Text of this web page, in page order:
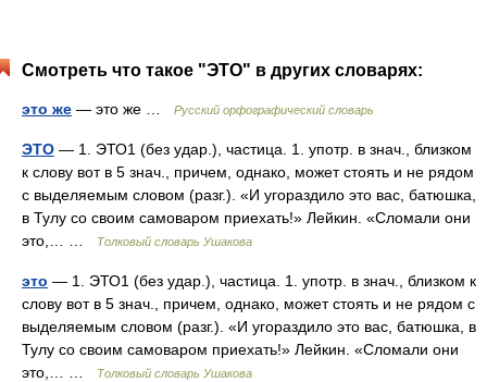
Смотреть что такое "ЭТО" в других словарях:
это же — это же … Русский орфографический словарь
ЭТО — 1. ЭТО1 (без удар.), частица. 1. употр. в знач., близком
к слову вот в 5 знач., причем, однако, может стоять и не рядом
с выделяемым словом (разг.). «И угораздило это вас, батюшка,
в Тулу со своим самоваром приехать!» Лейкин. «Сломали они
это,… …
Толковый словарь Ушакова
это — 1. ЭТО1 (без удар.), частица. 1. употр. в знач., близком к
слову вот в 5 знач., причем, однако, может стоять и не рядом с
выделяемым словом (разг.). «И угораздило это вас, батюшка, в
Тулу со своим самоваром приехать!» Лейкин. «Сломали они
это,… …
Толковый словарь Ушакова